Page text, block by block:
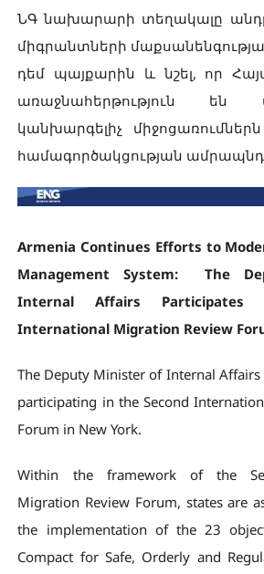
ՆԳ նախարարի տեղակալը
միգրանտների
դեմ պայքարին և նշել, որ
առաջնահերթություն են
կանխարգելիչ
համագործակցության
Armenia Continues Efforts to
Management System: The
Internal Affairs
International Migration Review
The Deputy Minister of Internal Affairs
participating in the Second
Forum in New York.
Within the framework of the
Migration Review Forum, states are
the implementation of the 23
Compact for Safe, Orderly and